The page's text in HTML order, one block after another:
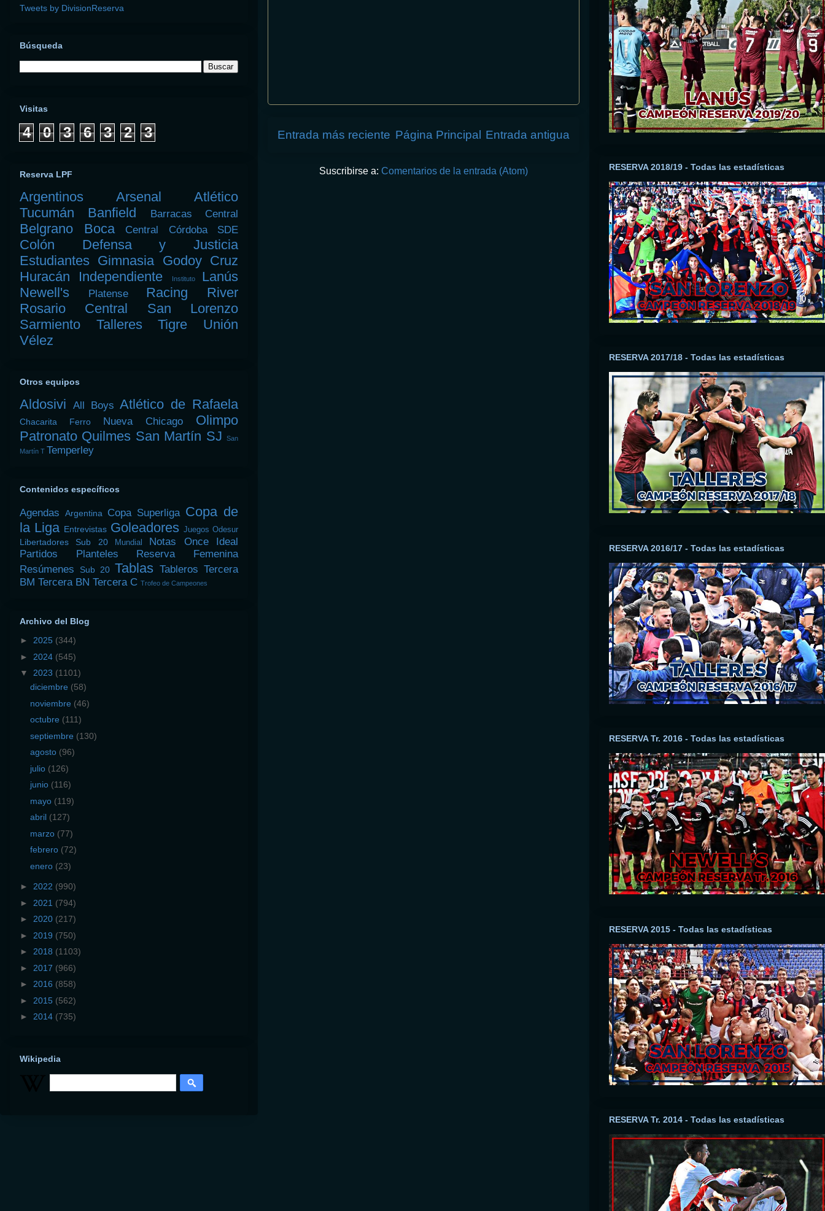
Entrada más reciente Entrada antigua
Página Principal
Suscribirse a: Comentarios de la entrada (Atom)
Tweets by DivisionReserva
Búsqueda
Visitas
4 0 3 6 3 2 3
Reserva LPF
Argentinos Arsenal
Atlético
Tucumán
Banfield Barracas Central
Belgrano Boca Central Córdoba SDE
Colón
Defensa y Justicia
Estudiantes Gimnasia Godoy Cruz
Huracán
Independiente Instituto
Lanús
Newell's
Platense Racing
River
Rosario Central
San Lorenzo
Sarmiento
Talleres Tigre
Unión
Vélez
Otros equipos
Aldosivi All Boys Atlético de Rafaela
Chacarita Ferro Nueva Chicago
Olimpo
Patronato Quilmes San Martín SJ
San
Martín T Temperley
Contenidos específicos
Agendas Argentina Copa Superliga Copa de
la Liga Entrevistas Goleadores Juegos Odesur
Libertadores Sub 20 Mundial Notas
Once Ideal
Partidos
Planteles
Reserva Femenina
Resúmenes
Sub 20 Tablas Tableros Tercera
BM Tercera BN Tercera C Trofeo de Campeones
Archivo del Blog
► 2025 (344)
► 2024 (545)
▼ 2023 (1101)
diciembre (58)
noviembre (46)
octubre (111)
septiembre (130)
agosto (96)
julio (126)
junio (116)
mayo (119)
abril (127)
marzo (77)
febrero (72)
enero (23)
► 2022 (990)
► 2021 (794)
► 2020 (217)
► 2019 (750)
► 2018 (1103)
► 2017 (966)
► 2016 (858)
► 2015 (562)
► 2014 (735)
Wikipedia
RESERVA 2018/19 - Todas las estadísticas
RESERVA 2017/18 - Todas las estadísticas
RESERVA 2016/17 - Todas las estadísticas
RESERVA Tr. 2016 - Todas las estadísticas
RESERVA 2015 - Todas las estadísticas
RESERVA Tr. 2014 - Todas las estadísticas